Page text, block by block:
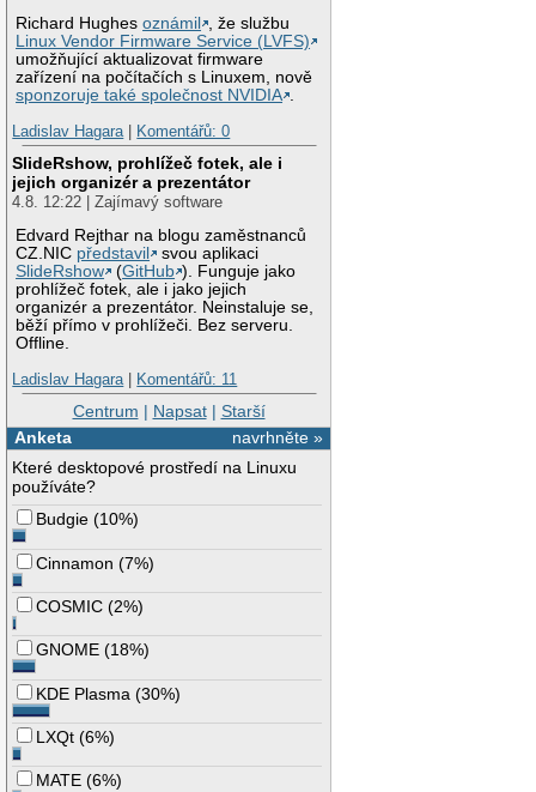
Richard Hughesoznámil
, že službu
Linux Vendor Firmware Service (LVFS)
umožňující aktualizovat firmware
zařízení na počítačích s Linuxem, nově
sponzoruje také společnost NVIDIA .
Ladislav Hagara| Komentářů: 0
SlideRshow, prohlížeč fotek, ale i
jejich organizér a prezentátor
4.8. 12:22 | Zajímavý software
Edvard Rejthar na blogu zaměstnanců
CZ.NIC představil
svou aplikaci
SlideRshow
(GitHub ). Funguje jako
prohlížeč fotek, ale i jako jejich
organizér a prezentátor. Neinstaluje se,
běží přímo v prohlížeči. Bez serveru.
Offline.
Ladislav Hagara| Komentářů: 11
Centrum | Napsat| Starší
navrhněte »
Anketa
Které desktopové prostředí na Linuxu
používáte?
Budgie (10%)
Cinnamon (7%)
COSMIC (2%)
GNOME (18%)
KDE Plasma (30%)
LXQt (6%)
MATE (6%)